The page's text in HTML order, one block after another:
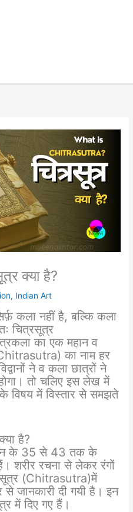
क्या है?
, Indian Art
कला नहीं है, बल्कि कला
चित्रसूत्र
का एक महान व
का नाम हर
ने व कला छात्रों ने
तो चलिए इस लेख में
में विस्तार से समझते
है?
तीन के 35 से 43 तक के
शरीर रचना से लेकर रंगों
(Chitrasutra)में
से जानकारी दी गयी है। इन
में दिए गए हैं।